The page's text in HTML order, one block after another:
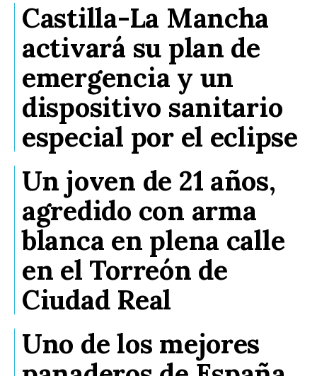
Castilla-La Mancha
activará su plan de
emergencia y un
dispositivo sanitario
especial por el eclipse
Un joven de 21 años,
agredido con arma
blanca en plena calle
en el Torreón de
Ciudad Real
Uno de los mejores